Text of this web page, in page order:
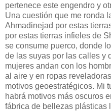
pertenece este engendro y
Una cuestión que me ronda
Ahmadinejad por estas
por estas tierras infieles de
se consume puerco, donde
de las suyas por las calles y
mujeres andan con los
al aire y en ropas
motivos geoestratégicos. Mi
habrá motivos más oscuros
fábrica de bellezas plásticas